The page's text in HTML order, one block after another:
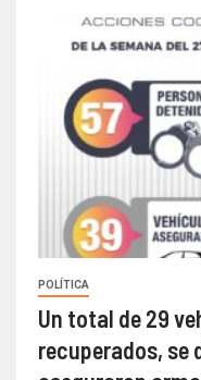
POLÍTICA
Un total de 29
recuperados, se